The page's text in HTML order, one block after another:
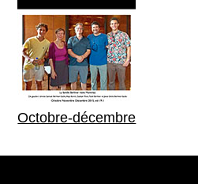
Octobre-décembre